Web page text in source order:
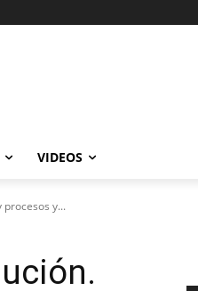
VIDEOS
y...